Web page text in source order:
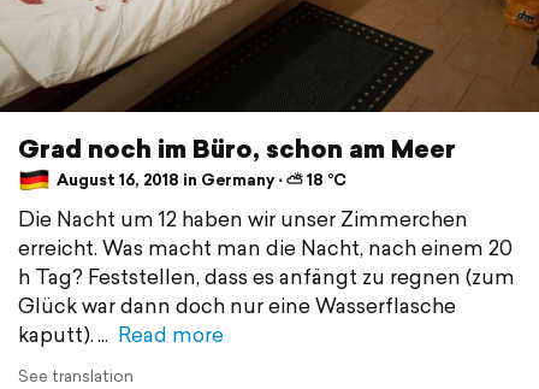
Grad noch im Büro, schon am Meer
August 16, 2018 in Germany ⋅ ⛅ 18 °C
Die Nacht um 12 haben wir unser Zimmerchen
erreicht. Was macht man die Nacht, nach einem 20
h Tag? Feststellen, dass es anfängt zu regnen (zum
Glück war dann doch nur eine Wasserflasche
kaputt).
Read more
See translation